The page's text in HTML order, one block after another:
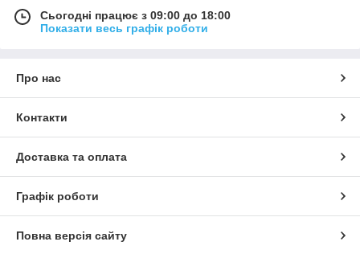
Сьогодні працює з 09:00 до 18:00
Показати весь графік роботи
Про нас
Контакти
Доставка та оплата
Графік роботи
Повна версія сайту